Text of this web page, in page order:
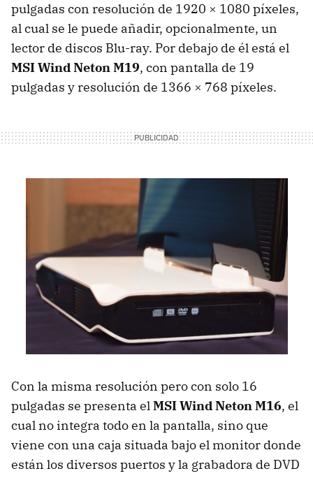
pulgadas con resolución de 1920 × 1080 píxeles,
al cual se le puede añadir, opcionalmente, un
lector de discos Blu-ray. Por debajo de él está el
MSIWind Neton M19, con pantalla de 19
pulgadas y resolución de 1366 × 768 píxeles.
Con la misma resolución pero con solo 16
pulgadas se presenta elMSIWind Neton M16, el
cual no integra todo en la pantalla, sino que
viene con una caja situada bajo el monitor donde
están los diversos puertos y la grabadora de DVD